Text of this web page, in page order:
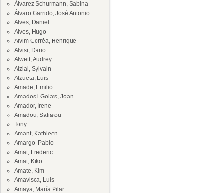
Álvarez Schurmann, Sabina
Álvaro Garrido, José Antonio
Alves, Daniel
Alves, Hugo
Alvim Corrêa, Henrique
Alvisi, Dario
Alwett, Audrey
Alzial, Sylvain
Alzueta, Luis
Amade, Emilio
Amades i Gelats, Joan
Amador, Irene
Amadou, Safiatou
Tony
Amant, Kathleen
Amargo, Pablo
Amat, Frederic
Amat, Kiko
Amate, Kim
Amavisca, Luis
Amaya, María Pilar